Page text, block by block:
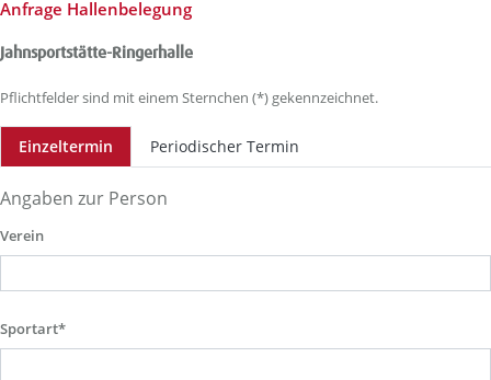
Anfrage Hallenbelegung
Jahnsportstätte-Ringerhalle
Pflichtfelder sind mit einem Sternchen (*) gekennzeichnet.
Einzeltermin Periodischer Termin
Angaben zur Person
Verein
Sportart*